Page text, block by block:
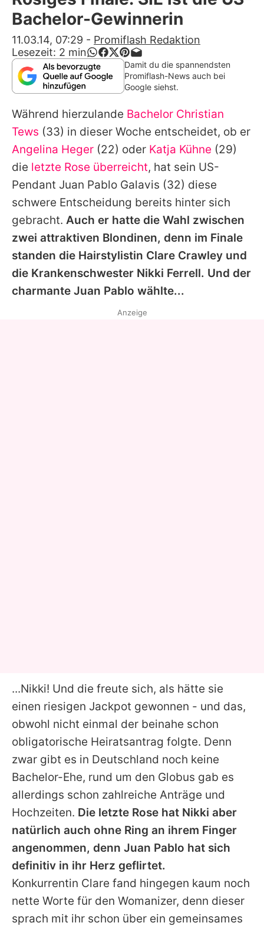
Alle Themen auf Promiflash
App runterladen
Team
Redaktionelle Richtlinien
Impressum
Datenschutzerklärung
Nutzungsbedingungen
Utiq verwalten
Bachelor-Gewinnerin
11.03.14, 07:29 - Promiflash Redaktion
Lesezeit: 2 min
Damit du die spannendsten
Promiflash-News auch bei
Google siehst.
Während hierzulande Bachelor Christian
Tews (33) in dieser Woche entscheidet, ob er
Angelina Heger (22) oder Katja Kühne (29)
die letzte Rose überreicht, hat sein US-
Pendant Juan Pablo Galavis (32) diese
schwere Entscheidung bereits hinter sich
gebracht. Auch er hatte die Wahl zwischen
zwei attraktiven Blondinen, denn im Finale
standen die Hairstylistin Clare Crawley und
die Krankenschwester Nikki Ferrell. Und der
charmante Juan Pablo wählte...
...Nikki! Und die freute sich, als hätte sie
einen riesigen Jackpot gewonnen - und das,
obwohl nicht einmal der beinahe schon
obligatorische Heiratsantrag folgte. Denn
zwar gibt es in Deutschland noch keine
Bachelor-Ehe, rund um den Globus gab es
allerdings schon zahlreiche Anträge und
Hochzeiten. Die letzte Rose hat Nikki aber
natürlich auch ohne Ring an ihrem Finger
angenommen, denn Juan Pablo hat sich
definitiv in ihr Herz geflirtet.
Konkurrentin Clare fand hingegen kaum noch
nette Worte für den Womanizer, denn dieser
sprach mit ihr schon über ein gemeinsames
Anzeige